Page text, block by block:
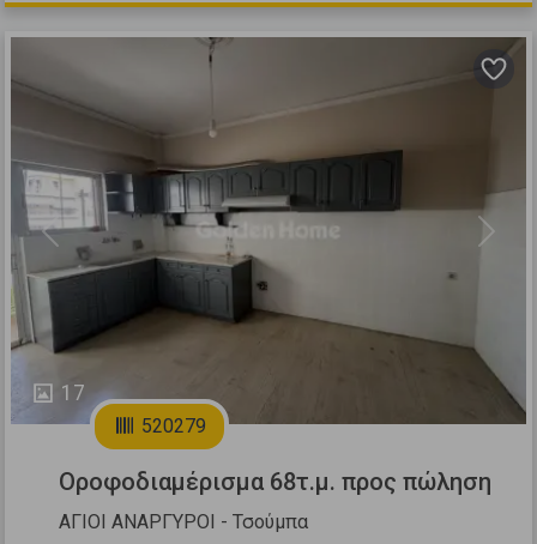
17
Previous Next
520279
Οροφοδιαμέρισμα 68τ.μ. προς πώληση
ΑΓΙΟΙ ΑΝΑΡΓΥΡΟΙ - Τσούμπα